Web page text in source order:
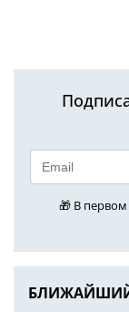
🎁 В первом